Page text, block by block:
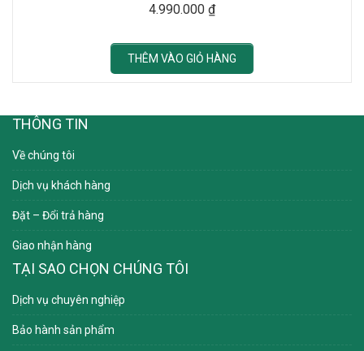
4.990.000 ₫
THÊM VÀO GIỎ HÀNG
THÔNG TIN
Về chúng tôi
Dịch vụ khách hàng
Đặt – Đổi trả hàng
Giao nhận hàng
TẠI SAO CHỌN CHÚNG TÔI
Dịch vụ chuyên nghiệp
Bảo hành sản phẩm